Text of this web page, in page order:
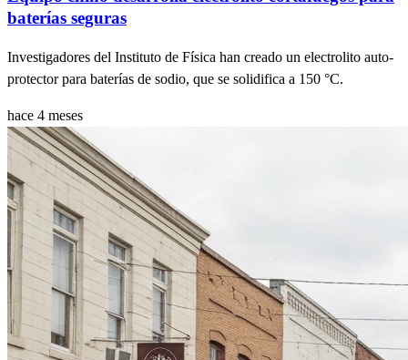
baterías seguras
Investigadores del Instituto de Física han creado un electrolito auto-
protector para baterías de sodio, que se solidifica a 150 °C.
hace 4 meses